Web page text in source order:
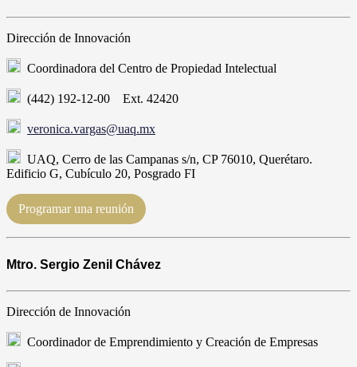
Dirección de Innovación
Coordinadora del Centro de Propiedad Intelectual
(442) 192-12-00 Ext. 42420
veronica.vargas@uaq.mx
UAQ, Cerro de las Campanas s/n, CP 76010, Querétaro.
Edificio G, Cubículo 20, Posgrado FI
Programar una reunión
Mtro. Sergio Zenil Chávez
Dirección de Innovación
Coordinador de Emprendimiento y Creación de Empresas